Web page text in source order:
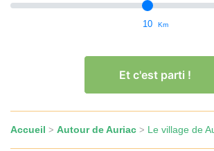
10 Km
Et c'est parti !
Accueil > Autour de Auriac > Le village de